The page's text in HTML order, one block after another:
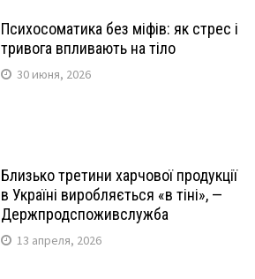
Психосоматика без міфів: як стрес і
тривога впливають на тіло
30 июня, 2026
Близько третини харчової продукції
в Україні виробляється «в тіні», —
Держпродспоживслужба
13 апреля, 2026